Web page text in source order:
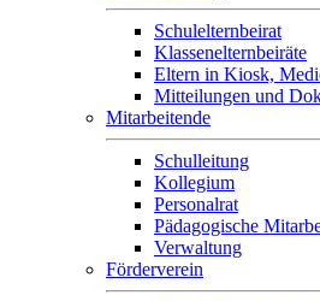
Schulelternbeirat
Klassenelternbeiräte
Eltern in Kiosk,
Mitteilungen und
Mitarbeitende
Schulleitung
Kollegium
Personalrat
Pädagogische
Verwaltung
Förderverein